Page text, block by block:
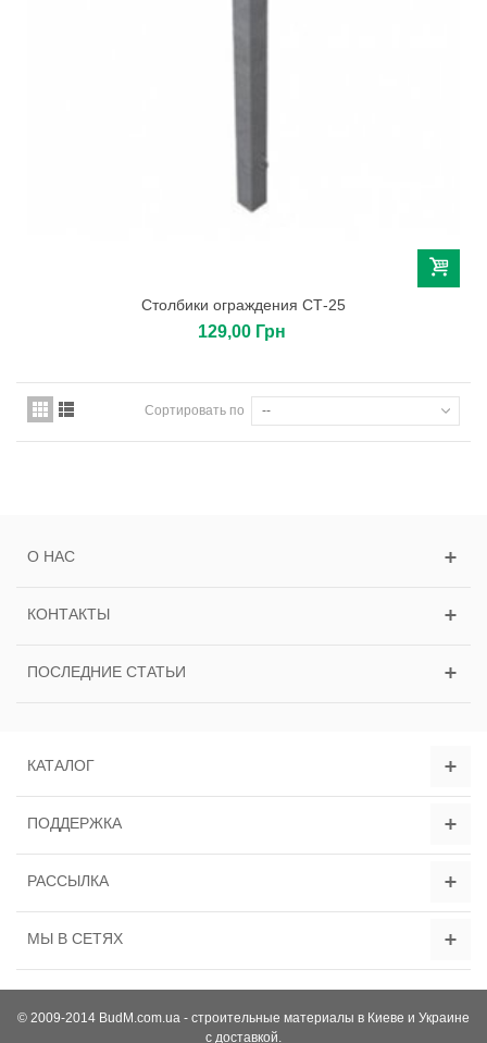
Столбики ограждения СТ-25
129,00 Грн
Сортировать по --
О НАС
КОНТАКТЫ
ПОСЛЕДНИЕ СТАТЬИ
КАТАЛОГ
ПОДДЕРЖКА
РАССЫЛКА
МЫ В СЕТЯХ
© 2009-2014 BudM.com.ua - строительные материалы в Киеве и Украине
с доставкой.